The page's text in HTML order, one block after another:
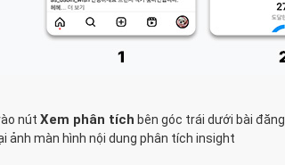
nút Xem phân tích bên góc trái dưới bài đăng
ảnh màn hình nội dung phân tích insight